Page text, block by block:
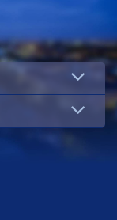
Vinski mjesec
Gradonačelnik
obilježio 30 godina
komarci ove godine pod